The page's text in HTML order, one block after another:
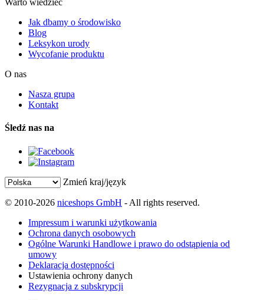
Warto wiedzieć
Jak dbamy o środowisko
Blog
Leksykon urody
Wycofanie produktu
O nas
Nasza grupa
Kontakt
Śledź nas na
Zmień kraj/język
© 2010-2026 niceshops GmbH - All rights reserved.
Impressum i warunki użytkowania
Ochrona danych osobowych
Ogólne Warunki Handlowe i prawo do odstąpienia od
umowy
Deklaracja dostępności
Ustawienia ochrony danych
Rezygnacja z subskrypcji